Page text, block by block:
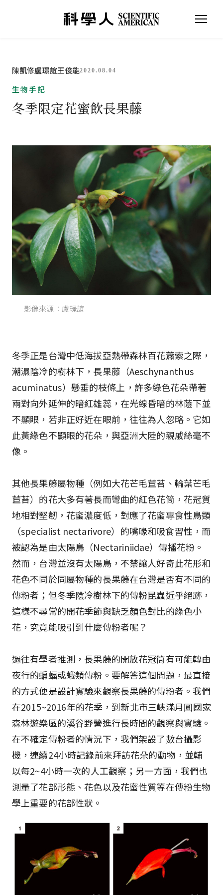
陳凱修盧璟誼王俊能2020.08.04
生物手記
冬季限定花蜜飲長果藤
影像來源：盧璟誼
冬季正是台灣中低海拔亞熱帶森林百花蕭索之際，
潮濕陰冷的樹林下，長果藤（Aeschynanthus
acuminatus）懸垂的枝條上，許多綠色花朵帶著
兩對向外延伸的暗紅雄蕊，在光線昏暗的林蔭下並
不顯眼，若非正好近在眼前，往往為人忽略。它如
此黃綠色不顯眼的花朵，與亞洲大陸的親戚絲毫不
像。
其他長果藤屬物種（例如大花芒毛苣苔、輪葉芒毛
苣苔）的花大多有著長而彎曲的紅色花筒，花冠質
地相對堅韌，花蜜濃度低，對應了花蜜專食性鳥類
（specialist nectarivore）的嘴喙和吸食習性，而
被認為是由太陽鳥（Nectariniidae）傳播花粉。
然而，台灣並沒有太陽鳥，不禁讓人好奇此花形和
花色不同於同屬物種的長果藤在台灣是否有不同的
傳粉者；但冬季陰冷樹林下的傳粉昆蟲近乎絕跡，
這樣不尋常的開花季節與缺乏顏色對比的綠色小
花，究竟能吸引到什麼傳粉者呢？
過往有學者推測，長果藤的開放花冠筒有可能轉由
夜行的蝙蝠或蛾類傳粉。要解答這個問題，最直接
的方式便是設計實驗來觀察長果藤的傳粉者。我們
在2015~2016年的花季，到新北市三峽滿月圓國家
森林遊樂區的溪谷野營進行長時間的觀察與實驗。
在不確定傳粉者的情況下，我們架設了數台攝影
機，連續24小時記錄前來拜訪花朵的動物，並輔
以每2~4小時一次的人工觀察；另一方面，我們也
測量了花部形態、花色以及花蜜性質等在傳粉生物
學上重要的花部性狀。